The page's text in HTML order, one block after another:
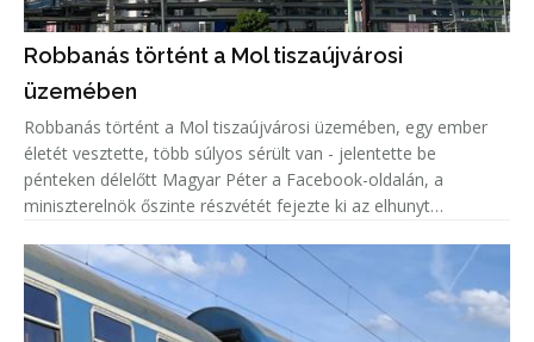
Robbanás történt a Mol tiszaújvárosi
üzemében
Robbanás történt a Mol tiszaújvárosi üzemében, egy ember
életét vesztette, több súlyos sérült van - jelentette be
pénteken délelőtt Magyar Péter a Facebook-oldalán, a
miniszterelnök őszinte részvétét fejezte ki az elhunyt